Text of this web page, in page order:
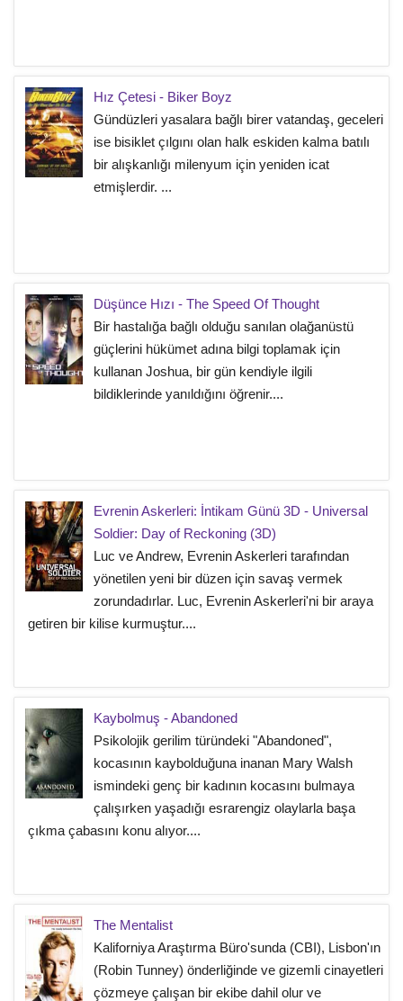
Hız Çetesi - Biker Boyz
Gündüzleri yasalara bağlı birer vatandaş, geceleri
ise bisiklet çılgını olan halk eskiden kalma batılı
bir alışkanlığı milenyum için yeniden icat
etmişlerdir. ...
Düşünce Hızı - The Speed Of Thought
Bir hastalığa bağlı olduğu sanılan olağanüstü
güçlerini hükümet adına bilgi toplamak için
kullanan Joshua, bir gün kendiyle ilgili
bildiklerinde yanıldığını öğrenir....
Evrenin Askerleri: İntikam Günü 3D - Universal
Soldier: Day of Reckoning (3D)
Luc ve Andrew, Evrenin Askerleri tarafından
yönetilen yeni bir düzen için savaş vermek
zorundadırlar. Luc, Evrenin Askerleri'ni bir araya
getiren bir kilise kurmuştur....
Kaybolmuş - Abandoned
Psikolojik gerilim türündeki "Abandoned",
kocasının kaybolduğuna inanan Mary Walsh
ismindeki genç bir kadının kocasını bulmaya
çalışırken yaşadığı esrarengiz olaylarla başa
çıkma çabasını konu alıyor....
The Mentalist
Kaliforniya Araştırma Büro'sunda (CBI), Lisbon'ın
(Robin Tunney) önderliğinde ve gizemli cinayetleri
çözmeye çalışan bir ekibe dahil olur ve